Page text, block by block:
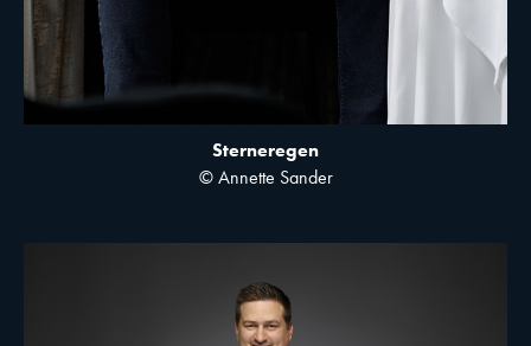
Sterneregen
© Annette Sander